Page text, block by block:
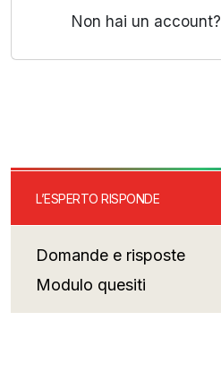
Non hai un account?
L’ESPERTO RISPONDE
Domande e risposte
Modulo quesiti